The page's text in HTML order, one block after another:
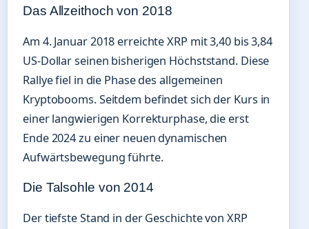
Das Allzeithoch von 2018
Am 4. Januar 2018 erreichte XRP mit 3,40 bis 3,84
US-Dollar seinen bisherigen Höchststand. Diese
Rallye fiel in die Phase des allgemeinen
Kryptobooms. Seitdem befindet sich der Kurs in
einer langwierigen Korrekturphase, die erst
Ende 2024 zu einer neuen dynamischen
Aufwärtsbewegung führte.
Die Talsohle von 2014
Der tiefste Stand in der Geschichte von XRP